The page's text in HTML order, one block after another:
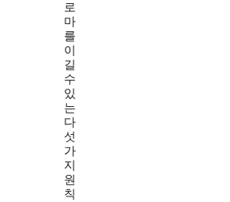
로
마
를
이
길
수
있
는
다
섯
가
지
원
칙